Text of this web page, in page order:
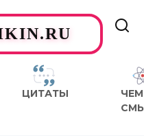
ЦИТАТЫ
ЧЕМ